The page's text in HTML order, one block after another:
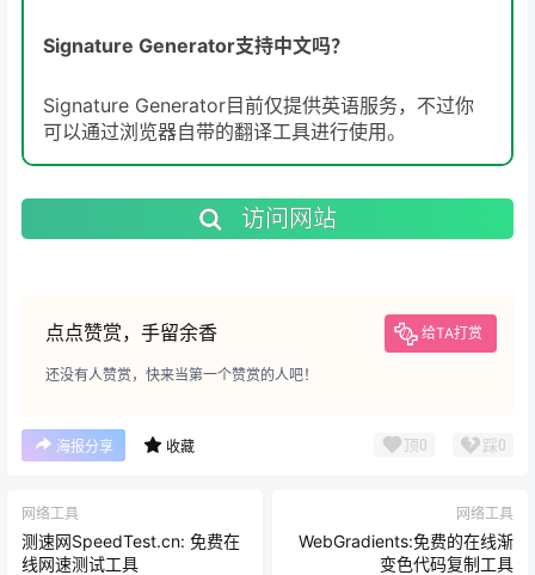
Signature Generator支持中文吗？
Signature Generator目前仅提供英语服务，不过你
可以通过浏览器自带的翻译工具进行使用。
访问网站
点点赞赏，手留余香 给TA打赏
还没有人赞赏，快来当第一个赞赏的人吧！
海报分享 收藏 顶0 踩0
网络工具
测速网SpeedTest.cn: 免费在
线网速测试工具
网络工具
WebGradients:免费的在线渐
变色代码复制工具